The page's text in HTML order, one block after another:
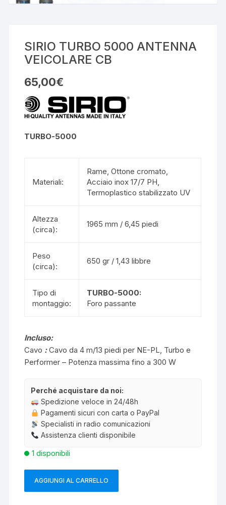
SIRIO TURBO 5000 ANTENNA
VEICOLARE CB
65,00€
TURBO-5000
Materiali:
Rame, Ottone cromato,
Acciaio inox 17/7 PH,
Termoplastico stabilizzato UV
Altezza
(circa):
1965 mm / 6,45 piedi
Peso
(circa):
650 gr / 1,43 libbre
Tipo di
montaggio:
TURBO-5000:
Foro passante
Incluso:
Cavo :Cavo da 4 m/13 piedi per NE-PL, Turbo e
Performer – Potenza massima fino a 300 W
Perché acquistare da noi:
Spedizione veloce in 24/48h
Pagamenti sicuri con carta o PayPal
Specialisti in radio comunicazioni
Assistenza clienti disponibile
1 disponibili
AGGIUNGI AL CARRELLO